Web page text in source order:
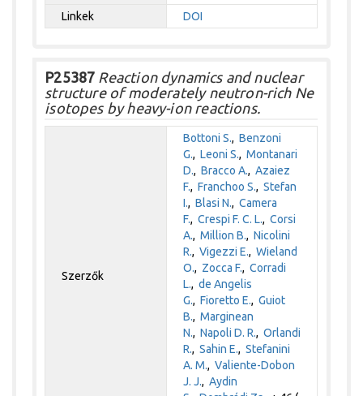
Linkek
DOI
P25387 Reaction dynamics and nuclear
structure of moderately neutron-rich Ne
isotopes by heavy-ion reactions.
Szerzők
Bottoni S.,Benzoni
G.,Leoni S.,Montanari
D.,Bracco A.,Azaiez
F.,Franchoo S.,Stefan
I.,Blasi N.,Camera
F.,Crespi F. C. L.,Corsi
A.,Million B.,Nicolini
R.,Vigezzi E.,Wieland
O., Zocca F.,Corradi
L.,de Angelis
G.,Fioretto E.,Guiot
B.,Marginean
N.,Napoli D. R.,Orlandi
R.,Sahin E.,Stefanini
A. M.,Valiente-Dobon
J. J.,Aydin